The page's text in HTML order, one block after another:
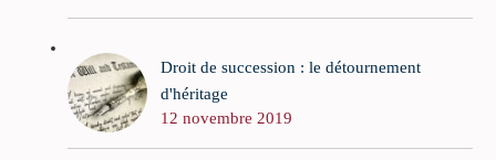
Droit de succession : le détournement
d'héritage
12 novembre 2019